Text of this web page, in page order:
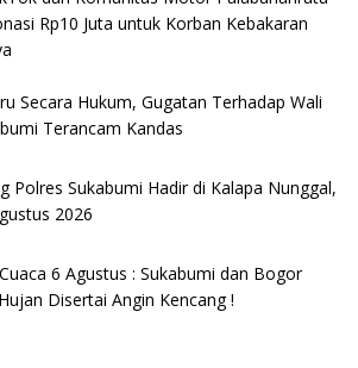
Rp10 Juta untuk Korban Kebakaran
Secara Hukum, Gugatan Terhadap Wali
Terancam Kandas
Polres Sukabumi Hadir di Kalapa Nunggal,
2026
6 Agustus : Sukabumi dan Bogor
Disertai Angin Kencang !